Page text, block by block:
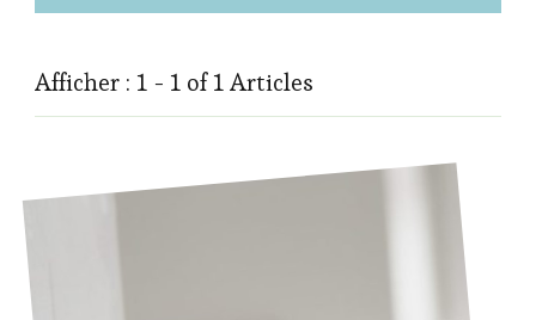
Afficher : 1 - 1 of 1 Articles